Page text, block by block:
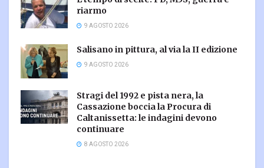
riarmo
9 AGOSTO 2026
Salisano in pittura, al via la II edizione
9 AGOSTO 2026
Stragi del 1992 e pista nera, la
Cassazione boccia la Procura di
Caltanissetta: le indagini devono
continuare
8 AGOSTO 2026